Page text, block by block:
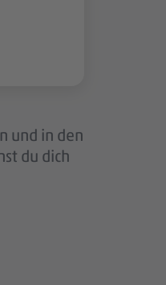
und in den
du dich